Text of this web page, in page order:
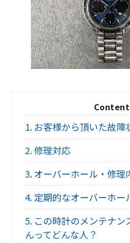
1.お客様から頂いた故障
2.修理対応
3.オーバーホール・修理
4.定期的なオーバーホー
5.この時計のメンテナン
んってどんな人？